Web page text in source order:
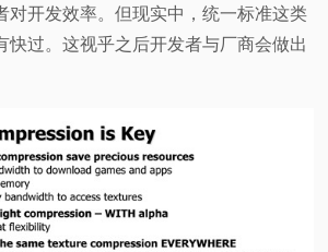
对开发效率。但现实中，统一标准这类
快过。这视乎之后开发者与厂商会做出